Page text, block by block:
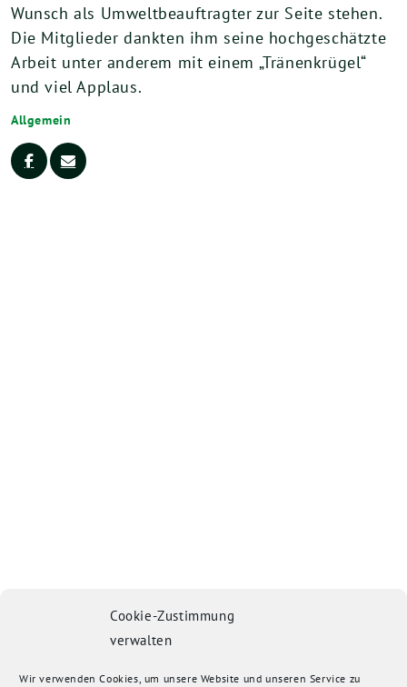
Cookie-Zustimmung
verwalten
Wir verwenden Cookies, um unsere Website und unseren Service zu
Wunsch als Umweltbeauftragter zur Seite stehen.
Die Mitglieder dankten ihm seine hochgeschätzte
Arbeit unter anderem mit einem „Tränenkrügel“
und viel Applaus.
Allgemein